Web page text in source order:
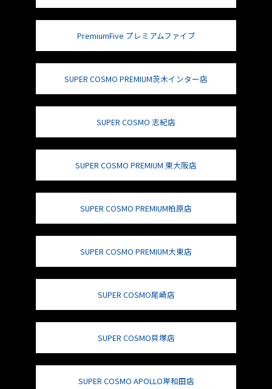
PremiumFive プレミアムファイブ
SUPER COSMO PREMIUM茨木インター店
SUPER COSMO 志紀店
SUPER COSMO PREMIUM 東大阪店
SUPER COSMO PREMIUM柏原店
SUPER COSMO PREMIUM大東店
SUPER COSMO尾崎店
SUPER COSMO貝塚店
SUPER COSMO APOLLO岸和田店